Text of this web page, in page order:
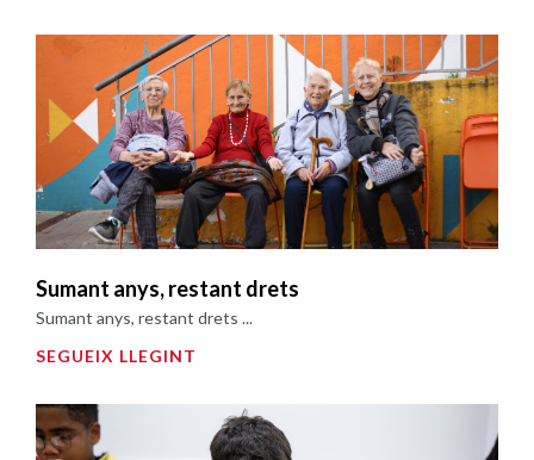
Sumant anys, restant drets
Sumant anys, restant drets ...
SEGUEIX LLEGINT